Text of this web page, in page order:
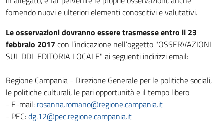
fornendo nuovi e ulteriori elementi conoscitivi e valutativi.
Le osservazioni dovranno essere trasmesse entro il 23
febbraio 2017 con l’indicazione nell’oggetto "OSSERVAZIONI
SUL DDL EDITORIA LOCALE" ai seguenti indirizzi email:
Regione Campania - Direzione Generale per le politiche sociali,
le politiche culturali, le pari opportunità e il tempo libero
- E-mail: rosanna.romano@regione.campania.it
- PEC:dg.12@pec.regione.campania.it